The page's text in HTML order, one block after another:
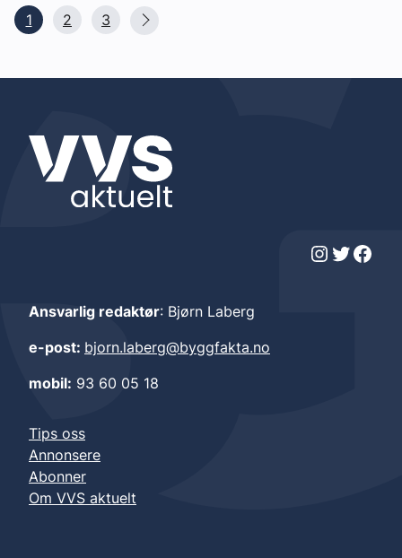
1 2 3
Instagram Twitter Facebook
Ansvarlig redaktør: Bjørn Laberg
e-post: bjorn.laberg@byggfakta.no
mobil: 93 60 05 18
Tips oss
Annonsere
Abonner
Om VVS aktuelt